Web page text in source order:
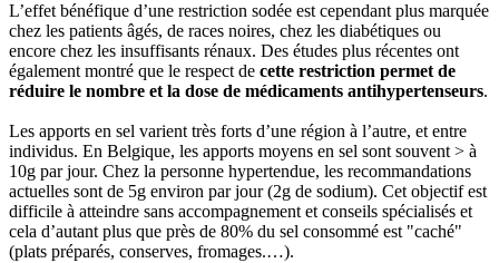
L’effet bénéfique d’une restriction sodée est cependant plus marquée
chez les patients âgés, de races noires, chez les diabétiques ou
encore chez les insuffisants rénaux. Des études plus récentes ont
également montré que le respect de cette restriction permet de
réduire le nombre et la dose de médicaments antihypertenseurs.
Les apports en sel varient très forts d’une région à l’autre, et entre
individus. En Belgique, les apports moyens en sel sont souvent > à
10g par jour. Chez la personne hypertendue, les recommandations
actuelles sont de 5g environ par jour (2g de sodium). Cet objectif est
difficile à atteindre sans accompagnement et conseils spécialisés et
cela d’autant plus que près de 80% du sel consommé est "caché"
(plats préparés, conserves, fromages.…).